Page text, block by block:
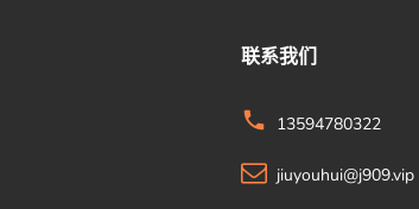
联系我们
13594780322
jiuyouhui@j909.vip